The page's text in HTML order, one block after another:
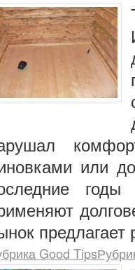
или
Good